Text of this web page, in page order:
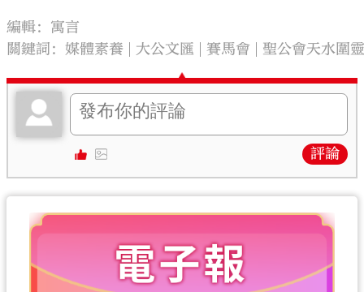
編輯：寓言
關鍵詞： 媒體素養 大公文匯 賽馬會 聖公會天水圍
評論